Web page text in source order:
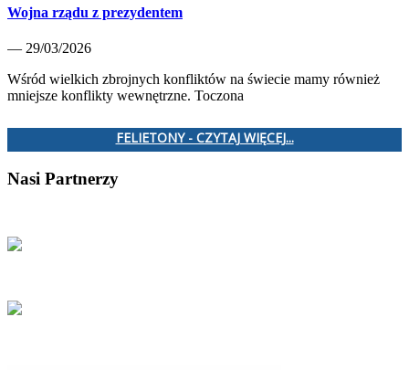
Wojna rządu z prezydentem
— 29/03/2026
Wśród wielkich zbrojnych konfliktów na świecie mamy również
mniejsze konflikty wewnętrzne. Toczona
FELIETONY - CZYTAJ WIĘCEJ...
Nasi Partnerzy